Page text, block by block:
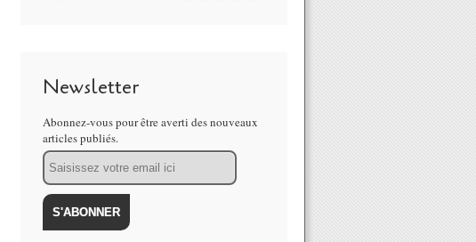
Newsletter
Abonnez-vous pour être averti des nouveaux
articles publiés.
Email